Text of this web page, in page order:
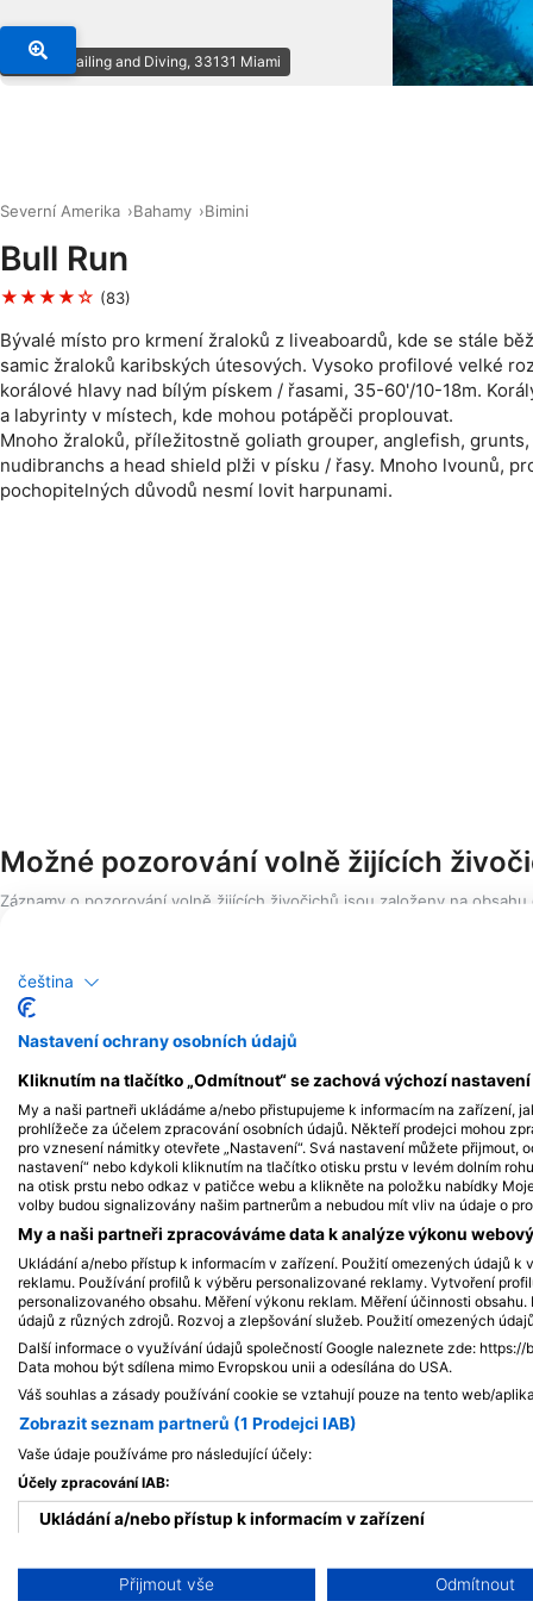
© Juliet Sailing and Diving, 33131 Miami
Severní Amerika Bahamy Bimini
Bull Run
★★★★☆ (83)
Bývalé místo pro krmení žraloků z liveaboardů, kde se stále
samic žraloků karibských útesových. Vysoko profilové velké
korálové hlavy nad bílým pískem / řasami, 35-60'/10-18m.
a labyrinty v místech, kde mohou potápěči proplouvat.
Mnoho žraloků, příležitostně goliath grouper, anglefish, grunts,
nudibranchs a head shield plži v písku / řasy. Mnoho lvounů,
pochopitelných důvodů nesmí lovit harpunami.
Možné pozorování volně žijících
Záznamy o pozorování volně žijících živočichů jsou založeny na
iStock-Global_Pics
Soltýn - Barracuda
Pozorování
F M J
Žralok
M M
Potápěčská centra obsluhující tuto
čeština
Nastavení ochrany osobních údajů
Kliknutím na tlačítko „Odmítnout“ se zachová výchozí
My a naši partneři ukládáme a/nebo přistupujeme k informacím na zařízení,
prohlížeče za účelem zpracování osobních údajů. Někteří prodejci mohou
pro vznesení námitky otevřete „Nastavení“. Svá nastavení můžete
nastavení“ nebo kdykoli kliknutím na tlačítko otisku prstu v levém dolním
na otisk prstu nebo odkaz v patičce webu a klikněte na položku nabídky
volby budou signalizovány našim partnerům a nebudou mít vliv na údaje o
My a naši partneři zpracováváme data k analýze výkonu
Ukládání a/nebo přístup k informacím v zařízení. Použití omezených údajů k
reklamu. Používání profilů k výběru personalizované reklamy. Vytvoření
personalizovaného obsahu. Měření výkonu reklam. Měření účinnosti
údajů z různých zdrojů. Rozvoj a zlepšování služeb. Použití omezených
Další informace o využívání údajů společností Google naleznete zde:
Data mohou být sdílena mimo Evropskou unii a odesílána do USA.
Váš souhlas a zásady používání cookie se vztahují pouze na tento web/
Zobrazit seznam partnerů (1 Prodejci IAB)
Vaše údaje používáme pro následující účely:
Účely zpracování IAB:
Ukládání a/nebo přístup k informacím v zařízení
Použití omezených údajů k výběru reklam
Přijmout vše Odmítnout